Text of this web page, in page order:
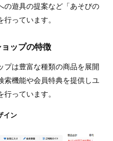
の遊具の提案など「あそびの
っています。
ップの特徴
プは豊富な種類の商品を展開
索機能や会員特典を提供しユ
っています。
イン